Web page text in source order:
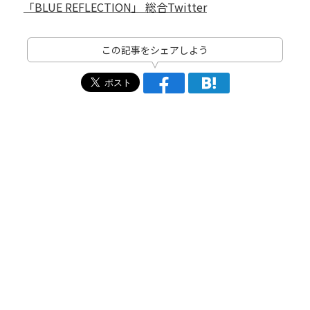
「BLUE REFLECTION」 総合Twitter
この記事をシェアしよう